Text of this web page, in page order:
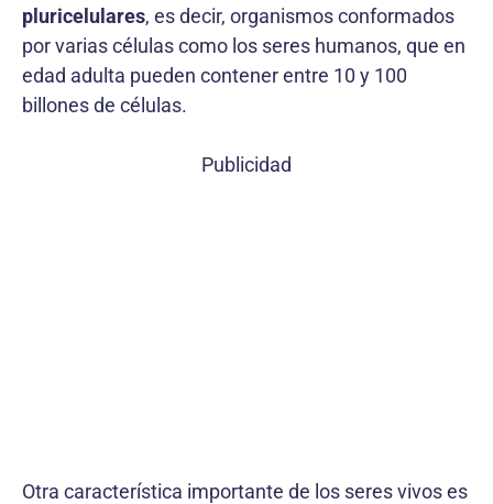
pluricelulares, es decir, organismos conformados
por varias células como los seres humanos, que en
edad adulta pueden contener entre 10 y 100
billones de células.
Publicidad
Otra característica importante de los seres vivos es